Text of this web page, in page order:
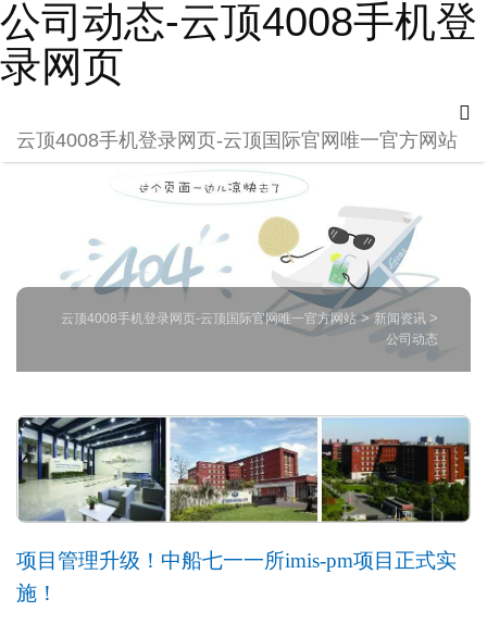
公司动态-云顶4008手机登
录网页
云顶4008手机登录网页-云顶国际官网唯一官方网站
云顶4008手机登录网页-云顶国际官网唯一官方网站> 新闻资讯 >
公司动态
项目管理升级！中船七一一所imis-pm项目正式实
施！